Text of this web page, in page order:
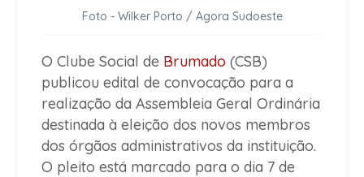
Foto - Wilker Porto / Agora Sudoeste
O Clube Social de Brumado (CSB)
publicou edital de convocação para a
realização da Assembleia Geral Ordinária
destinada à eleição dos novos membros
dos órgãos administrativos da instituição.
O pleito está marcado para o dia 7 de